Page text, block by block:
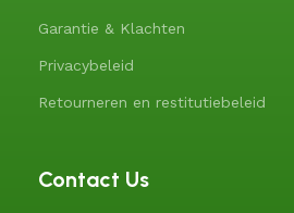
Garantie & Klachten
Privacybeleid
Retourneren en restitutiebeleid
Contact Us